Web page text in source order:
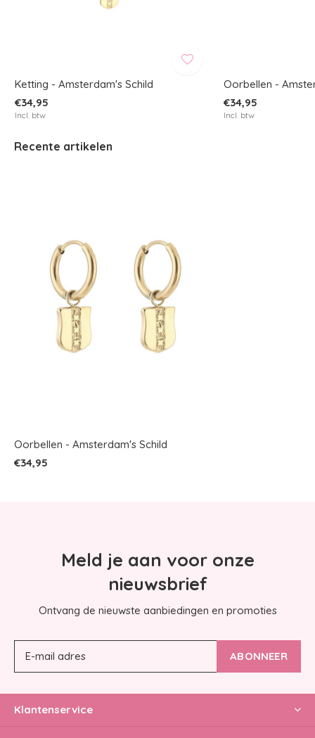
Ketting - Amsterdam's Schild
€34,95
Incl. btw
Oorbellen -
€34,95
Incl. btw
Recente artikelen
Oorbellen - Amsterdam's Schild
€34,95
Meld je aan voor onze
nieuwsbrief
Ontvang de nieuwste aanbiedingen en promoties
ABONNEER
Klantenservice